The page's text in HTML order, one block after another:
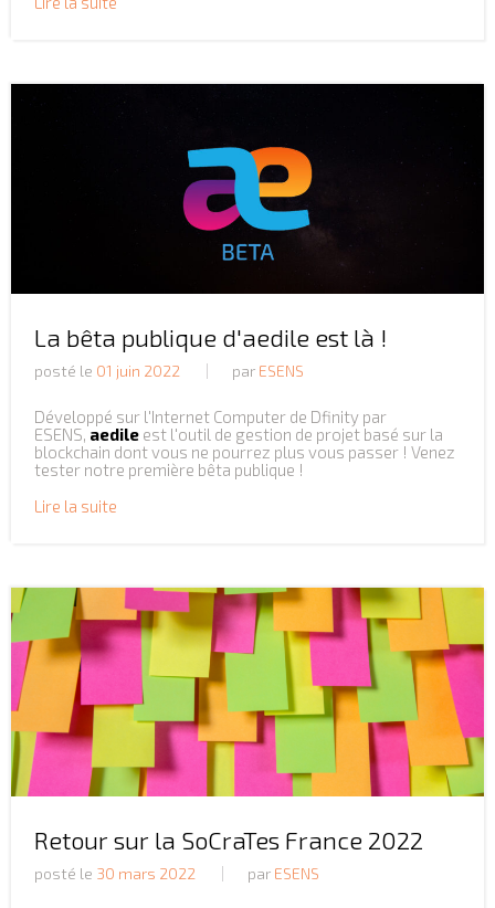
La bêta publique d'aedile est là !
posté le 01 juin 2022 par ESENS
Développé sur l'Internet Computer de Dfinity par
ESENS, aedile est l'outil de gestion de projet basé sur la
blockchain dont vous ne pourrez plus vous passer ! Venez
tester notre première bêta publique !
Lire la suite
Retour sur la SoCraTes France 2022
posté le 30 mars 2022 par ESENS